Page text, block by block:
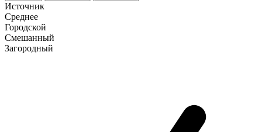
Источник
Среднее
Городской
Смешанный
Загородный